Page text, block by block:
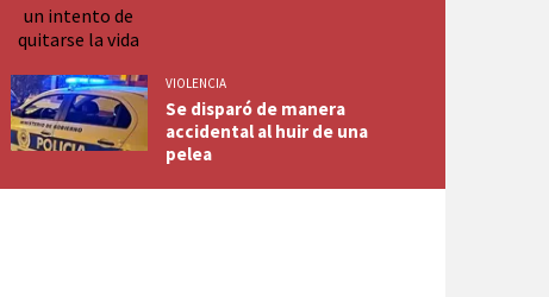
VIOLENCIA
Se disparó de manera
accidental al huir de una
pelea